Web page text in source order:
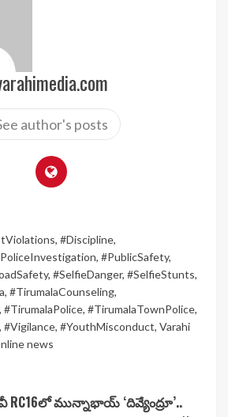
author's posts
, #Discipline,
, #PublicSafety,
, #SelfieDanger, #SelfieStunts,
, #TirumalaCounseling,
, #TirumalaPolice, #TirumalaTownPolice,
, #Vigilance, #YouthMisconduct, Varahi
news
మున్నాభాయ్ ‘దివ్యేంద్రూ’..